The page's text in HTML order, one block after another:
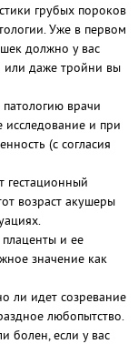
грубых пороков
Уже в первом
должно у вас
или даже тройни вы
врачи
исследование и при
(с согласия
гестационный
возраст акушеры
и ее
значение как
ли идет созревание
любопытство.
болен, если у вас